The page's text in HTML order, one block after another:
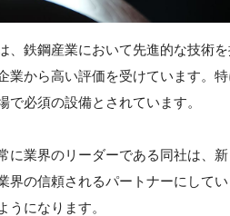
、鉄鋼産業において先進的な技術
業から高い評価を受けています。
で必須の設備とされています。
に業界のリーダーである同社は、
界の信頼されるパートナーにして
うになります。